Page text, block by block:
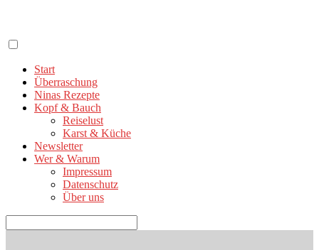
springen
Start
Überraschung
Ninas Rezepte
Kopf & Bauch
Reiselust
Karst & Küche
Newsletter
Wer & Warum
Impressum
Datenschutz
Über uns
nach: